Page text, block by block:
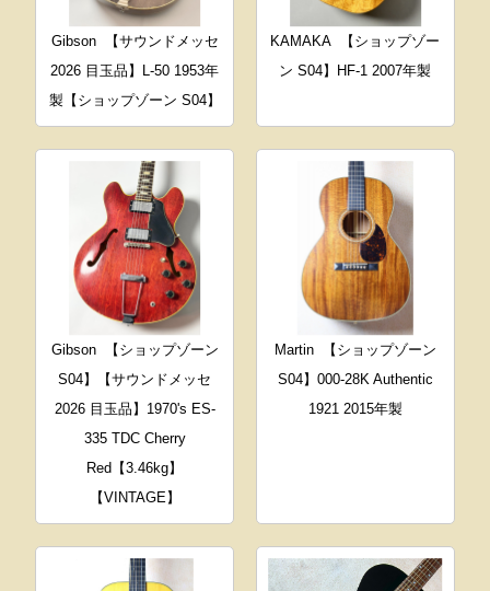
Gibson
【サウンドメッセ
2026 目玉品】L-50 1953年
製【ショップゾーン S04】
KAMAKA
【ショップゾー
ン S04】HF-1 2007年製
Gibson
【ショップゾーン
S04】【サウンドメッセ
2026 目玉品】1970's ES-
335 TDC Cherry
Red【3.46kg】
【VINTAGE】
Martin
【ショップゾーン
S04】000-28K Authentic
1921 2015年製